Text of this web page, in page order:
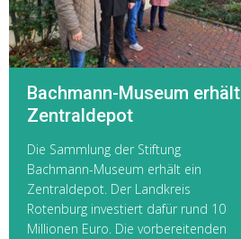
Bachmann-Museum erhält
Zentraldepot
Die Sammlung der Stiftung
Bachmann-Museum erhält ein
Zentraldepot. Der Landkreis
Rotenburg investiert dafür rund 10
Millionen Euro. Die vorbereitenden